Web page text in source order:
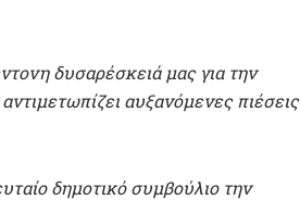
δυσαρέσκειά μας για την
αυξανόμενες πιέσεις
δημοτικό συμβούλιο την